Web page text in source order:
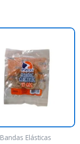
Bandas Elásticas